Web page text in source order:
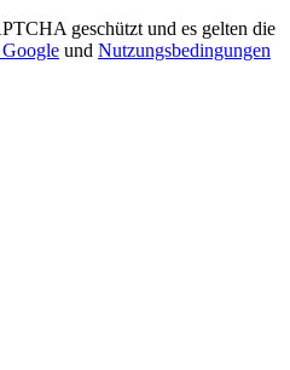
geschützt und es gelten die
und Nutzungsbedingungen